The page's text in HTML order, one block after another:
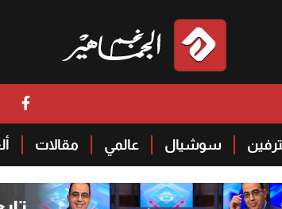
سوشيال عالمي مقالات